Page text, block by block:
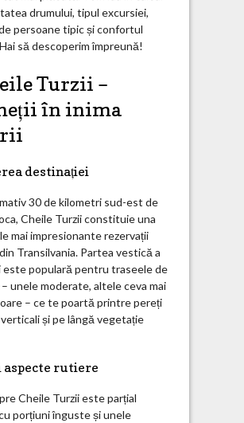
drumului, tipul excursiei,
persoane tipic și confortul
să descoperim împreună!
Turzii –
în inima
destinației
30 de kilometri sud-est de
Cheile Turzii constituie una
mai impresionante rezervații
Transilvania. Partea vestică a
este populară pentru traseele de
unele moderate, altele ceva mai
– ce te poartă printre pereți
și pe lângă vegetație
aspecte rutiere
Cheile Turzii este parțial
porțiuni înguste și unele